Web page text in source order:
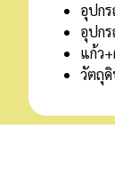
อุปก
อุปก
แก้ว
วัตถุ